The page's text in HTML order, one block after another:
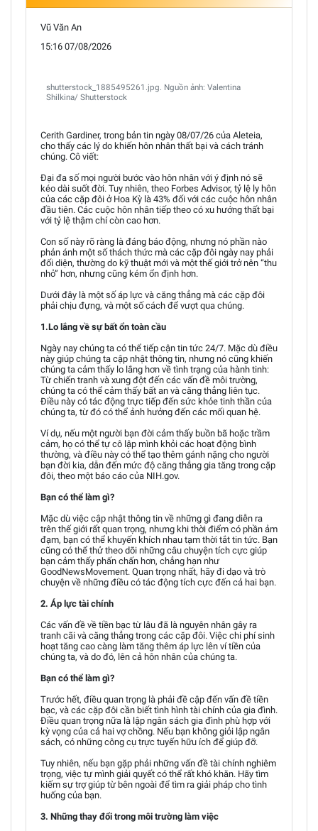
Vũ Văn An
15:16 07/08/2026
shutterstock_1885495261.jpg. Nguồn ảnh: Valentina
Shilkina/ Shutterstock
Cerith Gardiner, trong bản tin ngày 08/07/26 của Aleteia,
cho thấy các lý do khiến hôn nhân thất bại và cách tránh
chúng. Cô viết:
Đại đa số mọi người bước vào hôn nhân với ý định nó sẽ
kéo dài suốt đời. Tuy nhiên, theo Forbes Advisor, tỷ lệ ly hôn
của các cặp đôi ở Hoa Kỳ là 43% đối với các cuộc hôn nhân
đầu tiên. Các cuộc hôn nhân tiếp theo có xu hướng thất bại
với tỷ lệ thậm chí còn cao hơn.
Con số này rõ ràng là đáng báo động, nhưng nó phần nào
phản ánh một số thách thức mà các cặp đôi ngày nay phải
đối diện, thường do kỹ thuật mới và một thế giới trở nên “thu
nhỏ” hơn, nhưng cũng kém ổn định hơn.
Dưới đây là một số áp lực và căng thẳng mà các cặp đôi
phải chịu đựng, và một số cách để vượt qua chúng.
1.Lo lắng về sự bất ổn toàn cầu
Ngày nay chúng ta có thể tiếp cận tin tức 24/7. Mặc dù điều
này giúp chúng ta cập nhật thông tin, nhưng nó cũng khiến
chúng ta cảm thấy lo lắng hơn về tình trạng của hành tinh:
Từ chiến tranh và xung đột đến các vấn đề môi trường,
chúng ta có thể cảm thấy bất an và căng thẳng liên tục.
Điều này có tác động trực tiếp đến sức khỏe tinh thần của
chúng ta, từ đó có thể ảnh hưởng đến các mối quan hệ.
Ví dụ, nếu một người bạn đời cảm thấy buồn bã hoặc trầm
cảm, họ có thể tự cô lập mình khỏi các hoạt động bình
thường, và điều này có thể tạo thêm gánh nặng cho người
bạn đời kia, dẫn đến mức độ căng thẳng gia tăng trong cặp
đôi, theo một báo cáo của NIH.gov.
Bạn có thể làm gì?
Mặc dù việc cập nhật thông tin về những gì đang diễn ra
trên thế giới rất quan trọng, nhưng khi thời điểm có phần ảm
đạm, bạn có thể khuyến khích nhau tạm thời tắt tin tức. Bạn
cũng có thể thử theo dõi những câu chuyện tích cực giúp
bạn cảm thấy phấn chấn hơn, chẳng hạn như
GoodNewsMovement. Quan trọng nhất, hãy đi dạo và trò
chuyện về những điều có tác động tích cực đến cả hai bạn.
2. Áp lực tài chính
Các vấn đề về tiền bạc từ lâu đã là nguyên nhân gây ra
tranh cãi và căng thẳng trong các cặp đôi. Việc chi phí sinh
hoạt tăng cao càng làm tăng thêm áp lực lên ví tiền của
chúng ta, và do đó, lên cả hôn nhân của chúng ta.
Bạn có thể làm gì?
Trước hết, điều quan trọng là phải đề cập đến vấn đề tiền
bạc, và các cặp đôi cần biết tình hình tài chính của gia đình.
Điều quan trọng nữa là lập ngân sách gia đình phù hợp với
kỳ vọng của cả hai vợ chồng. Nếu bạn không giỏi lập ngân
sách, có những công cụ trực tuyến hữu ích để giúp đỡ.
Tuy nhiên, nếu bạn gặp phải những vấn đề tài chính nghiêm
trọng, việc tự mình giải quyết có thể rất khó khăn. Hãy tìm
kiếm sự trợ giúp từ bên ngoài để tìm ra giải pháp cho tình
huống của bạn.
3. Những thay đổi trong môi trường làm việc